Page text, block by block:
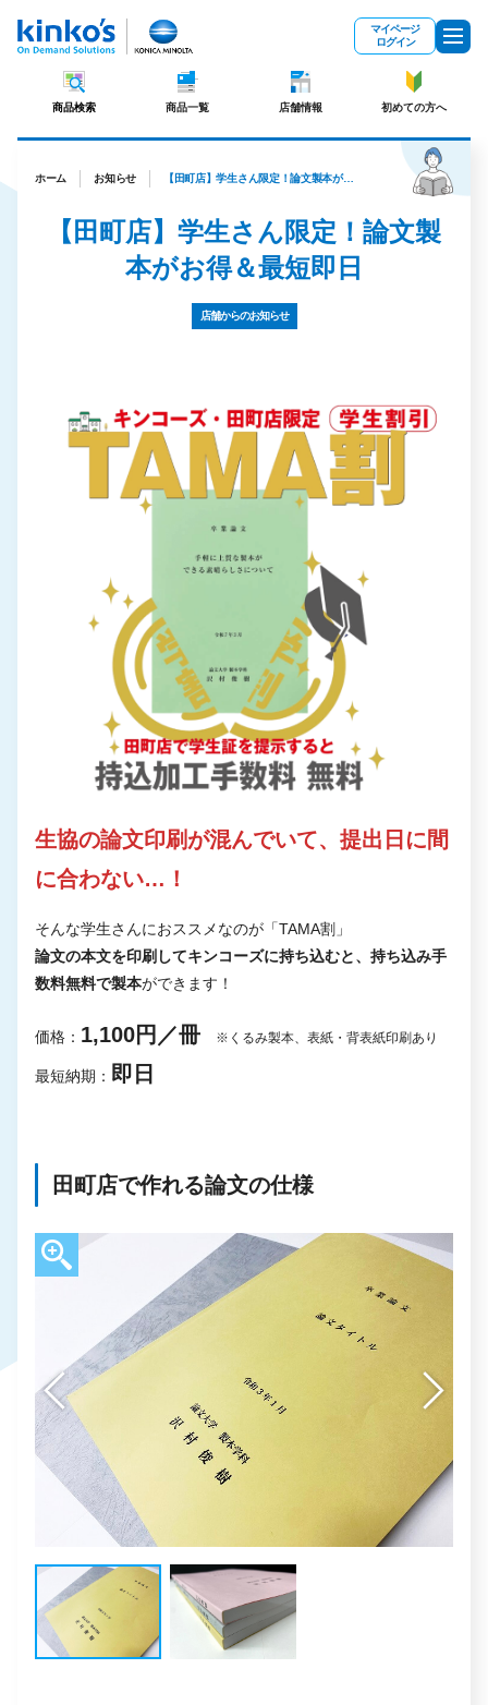
マイページ
ログイン
商品検索 商品一覧 店舗情報 初めての方へ
ホーム お知らせ 【田町店】学生さん限定！論文製本がお得＆最短即日
【田町店】学生さん限定！論文製
本がお得＆最短即日
店舗からのお知らせ
生協の論文印刷が混んでいて、提出日に間
に合わない…！
そんな学生さんにおススメなのが「TAMA割」
論文の本文を印刷してキンコーズに持ち込むと、持ち込み手
数料無料で製本ができます！
価格： 1,100円／冊 ※くるみ製本、表紙・背表紙印刷あり
最短納期： 即日
田町店で作れる論文の仕様